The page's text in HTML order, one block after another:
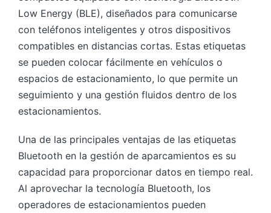
Low Energy (BLE), diseñados para comunicarse
con teléfonos inteligentes y otros dispositivos
compatibles en distancias cortas. Estas etiquetas
se pueden colocar fácilmente en vehículos o
espacios de estacionamiento, lo que permite un
seguimiento y una gestión fluidos dentro de los
estacionamientos.
Una de las principales ventajas de las etiquetas
Bluetooth en la gestión de aparcamientos es su
capacidad para proporcionar datos en tiempo real.
Al aprovechar la tecnología Bluetooth, los
operadores de estacionamientos pueden